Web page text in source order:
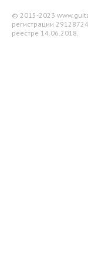
© 2015-2023
регистрации
реестре 14.06.2018.